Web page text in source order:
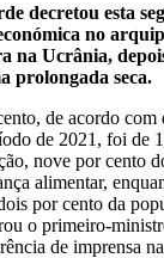
decretou esta
no
na Ucrânia,
prolongada seca.
de acordo com
de 2021, foi de
nove por cento
alimentar,
por cento da
o primeiro-
de imprensa